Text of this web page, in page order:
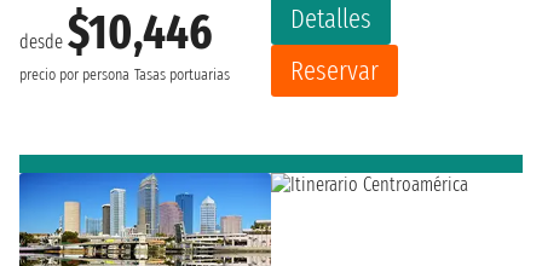
desde $10,446
precio por persona Tasas portuarias
Detalles
Reservar